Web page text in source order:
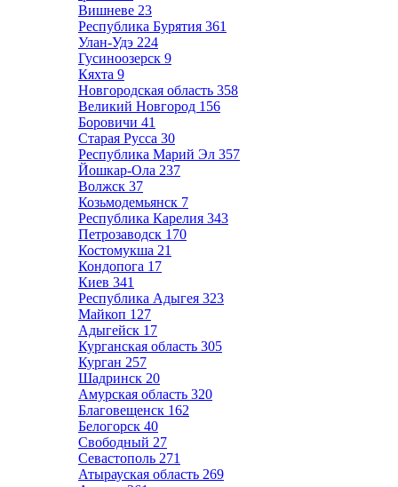
Вишневе 23
Республика Бурятия 361
Улан-Удэ 224
Гусиноозерск 9
Кяхта 9
Новгородская область 358
Великий Новгород 156
Боровичи 41
Старая Русса 30
Республика Марий Эл 357
Йошкар-Ола 237
Волжск 37
Козьмодемьянск 7
Республика Карелия 343
Петрозаводск 170
Костомукша 21
Кондопога 17
Киев 341
Республика Адыгея 323
Майкоп 127
Адыгейск 17
Курганская область 305
Курган 257
Шадринск 20
Амурская область 320
Благовещенск 162
Белогорск 40
Свободный 27
Севастополь 271
Атырауская область 269